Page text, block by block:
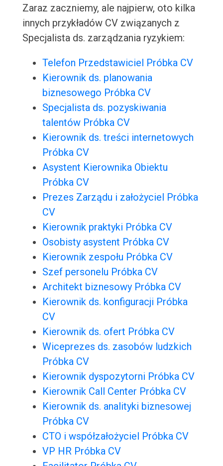
Zaraz zaczniemy, ale najpierw, oto kilka
innych przykładów CV związanych z
Specjalista ds. zarządzania ryzykiem:
Telefon Przedstawiciel Próbka CV
Kierownik ds. planowania
biznesowego Próbka CV
Specjalista ds. pozyskiwania
talentów Próbka CV
Kierownik ds. treści internetowych
Próbka CV
Asystent Kierownika Obiektu
Próbka CV
Prezes Zarządu i założyciel Próbka
CV
Kierownik praktyki Próbka CV
Osobisty asystent Próbka CV
Kierownik zespołu Próbka CV
Szef personelu Próbka CV
Architekt biznesowy Próbka CV
Kierownik ds. konfiguracji Próbka
CV
Kierownik ds. ofert Próbka CV
Wiceprezes ds. zasobów ludzkich
Próbka CV
Kierownik dyspozytorni Próbka CV
Kierownik Call Center Próbka CV
Kierownik ds. analityki biznesowej
Próbka CV
CTO i współzałożyciel Próbka CV
VP HR Próbka CV